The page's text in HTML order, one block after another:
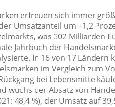
erfreuen sich immer
Umsatzanteil um +1,2
was 302 Milliarden
Jahrbuch der
In 16 von 17 Ländern
im Vergleich zum
bei
wuchs der Absatz von
48,4 %), der Umsatz auf